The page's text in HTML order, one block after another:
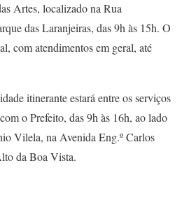
Artes, localizado na Rua
das Laranjeiras, das 9h às 15h. O
com atendimentos em geral, até
itinerante estará entre os serviços
o Prefeito, das 9h às 16h, ao lado
Vilela, na Avenida Eng.º Carlos
da Boa Vista.